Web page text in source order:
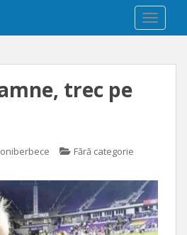
trec pe
Fără categorie